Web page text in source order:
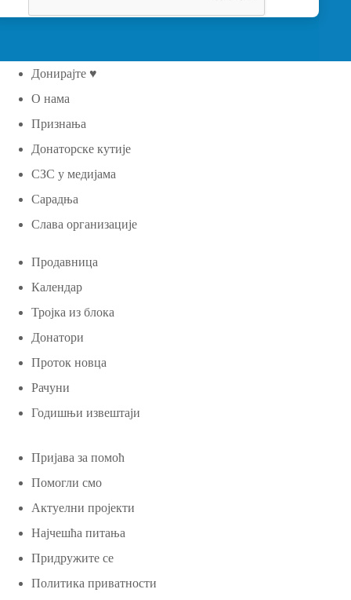
Донирајте ♥
О нама
Признања
Донаторске кутије
СЗС у медијама
Сарадња
Слава организације
Продавница
Календар
Тројка из блока
Донатори
Проток новца
Рачуни
Годишњи извештаји
Пријава за помоћ
Помогли смо
Актуелни пројекти
Најчешћа питања
Придружите се
Политика приватности